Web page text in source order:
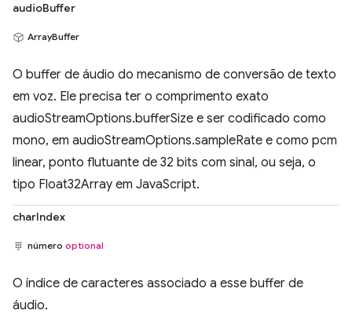
audioBuffer
ArrayBuffer
O buffer de áudio do mecanismo de conversão de texto
em voz. Ele precisa ter o comprimento exato
audioStreamOptions.bufferSize e ser codificado como
mono, em audioStreamOptions.sampleRate e como pcm
linear, ponto flutuante de 32 bits com sinal, ou seja, o
tipo Float32Array em JavaScript.
charIndex
número optional
O índice de caracteres associado a esse buffer de
áudio.